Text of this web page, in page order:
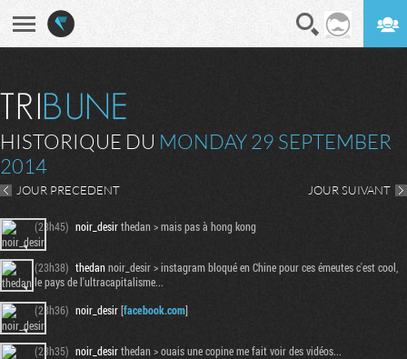
HISTORIQUE DU MONDAY 29 SEPTEMBER
2014
JOUR PRECEDENT JOUR SUIVANT
(23h45) noir_desirthedan > mais pas à hong kong
(23h38) thedannoir_desir > instagram bloqué en Chine pour ces émeutes c'est cool,
le pays de l'ultracapitalisme...
(23h36) noir_desir[facebook.com]
(23h35) noir_desirthedan > ouais une copine me fait voir des vidéos...